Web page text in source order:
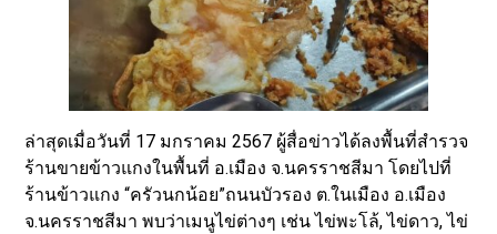
ล่าสุดเมื่อวันที่ 17 มกราคม 2567 ผู้สื่อข่าวได้ลงพื้นที่สำรวจ
ร้านขายข้าวแกงในพื้นที่ อ.เมือง จ.นครราชสีมา โดยไปที่
ร้านข้าวแกง “ครัวนกน้อย”ถนนบัวรอง ต.ในเมือง อ.เมือง
จ.นครราชสีมา พบว่าเมนูไข่ต่างๆ เช่น ไข่พะโล้, ไข่ดาว, ไข่